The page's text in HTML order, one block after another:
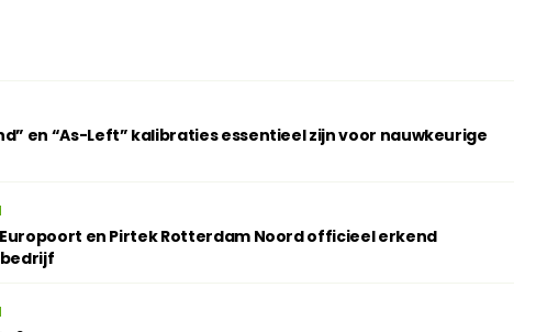
en “As-Left” kalibraties essentieel zijn voor nauwkeurige
en Pirtek Rotterdam Noord officieel erkend